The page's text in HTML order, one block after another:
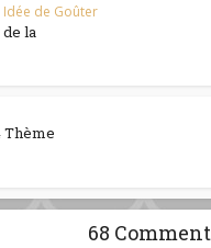
Idée de Goûter
la
Thème
68